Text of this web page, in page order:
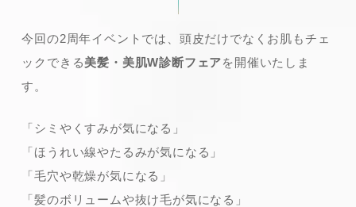
今回の2周年イベントでは、頭皮だけでなくお肌もチェ
ックできる美髪・美肌W診断フェアを開催いたしま
す。
「シミやくすみが気になる」
「ほうれい線やたるみが気になる」
「毛穴や乾燥が気になる」
「髪のボリュームや抜け毛が気になる」